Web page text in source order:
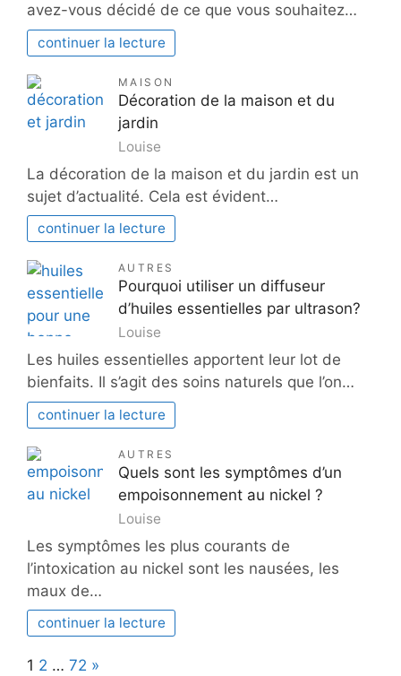
avez-vous décidé de ce que vous souhaitez…
continuer la lecture
MAISON
Décoration de la maison et du
jardin
Louise
La décoration de la maison et du jardin est un
sujet d’actualité. Cela est évident…
continuer la lecture
AUTRES
Pourquoi utiliser un diffuseur
d’huiles essentielles par ultrason?
Louise
Les huiles essentielles apportent leur lot de
bienfaits. Il s’agit des soins naturels que l’on…
continuer la lecture
AUTRES
Quels sont les symptômes d’un
empoisonnement au nickel ?
Louise
Les symptômes les plus courants de
l’intoxication au nickel sont les nausées, les
maux de…
continuer la lecture
Page:
1 2 … 72 Next
»